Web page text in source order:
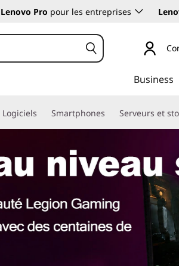
Lenovo Pro pour les entreprises
Business
Logiciels Smartphones Serveurs et